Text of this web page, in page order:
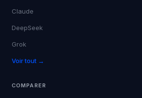
Claude
DeepSeek
Grok
Voir tout →
COMPARER